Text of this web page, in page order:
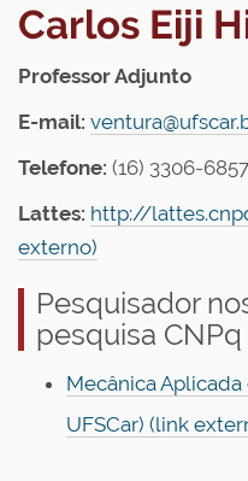
Carlos Eiji
Professor Adjunto
E-mail:
Telefone: (16) 3306-6857
Lattes: http://
externo)
Pesquisador
pesquisa CNPq
Mecânica
UFSCar) (link